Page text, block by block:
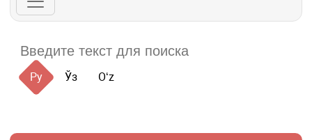
Ру Ўз Oʻz